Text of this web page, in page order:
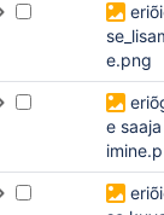
e.png
e